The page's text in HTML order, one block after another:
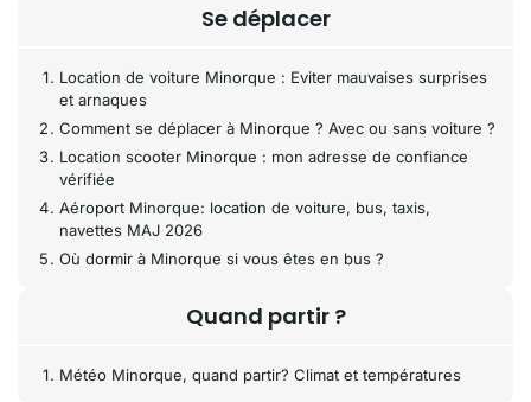
Se déplacer
Location de voiture Minorque : Eviter mauvaises surprises
et arnaques
Comment se déplacer à Minorque ? Avec ou sans voiture ?
Location scooter Minorque : mon adresse de confiance
vérifiée
Aéroport Minorque: location de voiture, bus, taxis,
navettes MAJ 2026
Où dormir à Minorque si vous êtes en bus ?
Quand partir ?
Météo Minorque, quand partir? Climat et températures